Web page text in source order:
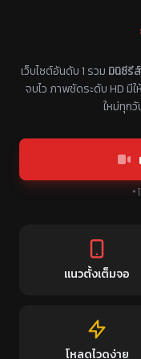
แหล่งรวมซีรี่ย์จีนแนว
เว็บไซต์อันดับ 1 รวม มินิซีรี
จบไว ภาพชัดระดับ HD มีใ
ใหม่ทุก
*
แนวตั้งเต็มจอ
โหลดไวดูง่าย